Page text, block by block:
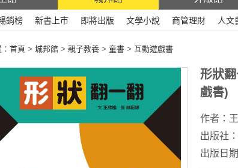
銷榜 新書上市 即將出版 文學小說 商管理財 人文
首頁 > 城邦館 > 親子教養 > 童書 > 互動遊戲書
形狀
戲書)
作者：
出版社：
出版日